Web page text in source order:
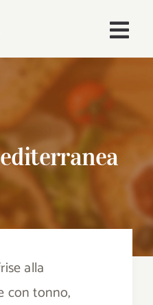
alla
con tonno,